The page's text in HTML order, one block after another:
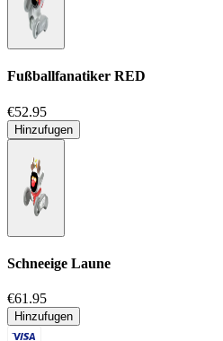
Fußballfanatiker RED
€52.95
Hinzufugen
Schneeige Laune
€61.95
Hinzufugen